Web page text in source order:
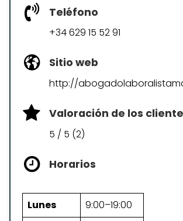
Teléfono
+34 629 15 52 91
Sitio web
http://
Valoración de los
5 / 5 (2)
Horarios
Lunes
9:00–19:00